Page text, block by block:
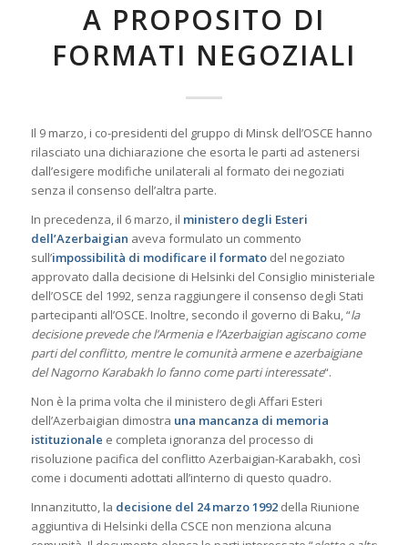
A PROPOSITO DI
FORMATI NEGOZIALI
Il 9 marzo, i co-presidenti del gruppo di Minsk dell’OSCE hanno
rilasciato una dichiarazione che esorta le parti ad astenersi
dall’esigere modifiche unilaterali al formato dei negoziati
senza il consenso dell’altra parte.
In precedenza, il 6 marzo, il ministero degli Esteri
dell’Azerbaigian aveva formulato un commento
sull’impossibilità di modificare il formato del negoziato
approvato dalla decisione di Helsinki del Consiglio ministeriale
dell’OSCE del 1992, senza raggiungere il consenso degli Stati
partecipanti all’OSCE. Inoltre, secondo il governo di Baku, “la
decisione prevede che l’Armenia e l’Azerbaigian agiscano come
parti del conflitto, mentre le comunità armene e azerbaigiane
del Nagorno Karabakh lo fanno come parti interessate“.
Non è la prima volta che il ministero degli Affari Esteri
dell’Azerbaigian dimostra una mancanza di memoria
istituzionale e completa ignoranza del processo di
risoluzione pacifica del conflitto Azerbaigian-Karabakh, così
come i documenti adottati all’interno di questo quadro.
Innanzitutto, la decisione del 24 marzo 1992 della Riunione
aggiuntiva di Helsinki della CSCE non menziona alcuna